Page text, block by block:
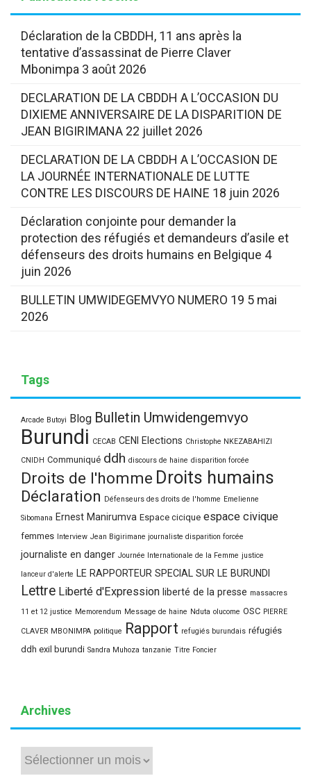
Déclaration de la CBDDH, 11 ans après la
tentative d’assassinat de Pierre Claver
Mbonimpa 3 août 2026
DECLARATION DE LA CBDDH A L’OCCASION DU
DIXIEME ANNIVERSAIRE DE LA DISPARITION DE
JEAN BIGIRIMANA 22 juillet 2026
DECLARATION DE LA CBDDH A L’OCCASION DE
LA JOURNÉE INTERNATIONALE DE LUTTE
CONTRE LES DISCOURS DE HAINE 18 juin 2026
Déclaration conjointe pour demander la
protection des réfugiés et demandeurs d’asile et
défenseurs des droits humains en Belgique 4
juin 2026
BULLETIN UMWIDEGEMVYO NUMERO 19 5 mai
2026
Tags
Arcade Butoyi Blog Bulletin Umwidengemvyo
Burundi CECAB CENI Elections Christophe NKEZABAHIZI
CNIDH Communiqué ddh discours de haine disparition forcée
Droits de l'homme Droits humains
Déclaration Défenseurs des droits de l'homme Emelienne
Sibomana Ernest Manirumva Espace cicique espace civique
femmes Interview Jean Bigirimane journaliste disparition forcée
journaliste en danger Journée Internationale de la Femme justice
lanceur d'alerte LE RAPPORTEUR SPECIAL SUR LE BURUNDI
Lettre Liberté d'Expression liberté de la presse massacres
11 et 12 justice Memorendum Message de haine Nduta olucome OSC PIERRE
CLAVER MBONIMPA politique Rapport refugiés burundais réfugiés
ddh exil burundi Sandra Muhoza tanzanie Titre Foncier
Archives
Archives